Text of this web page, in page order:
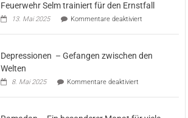
Feuerwehr Selm trainiert für den Ernstfall
13. Mai 2025 Kommentare deaktiviert
Unfall
Selmer
Depressionen – Gefangen zwischen den
Welten
8. Mai 2025 Kommentare deaktiviert
–